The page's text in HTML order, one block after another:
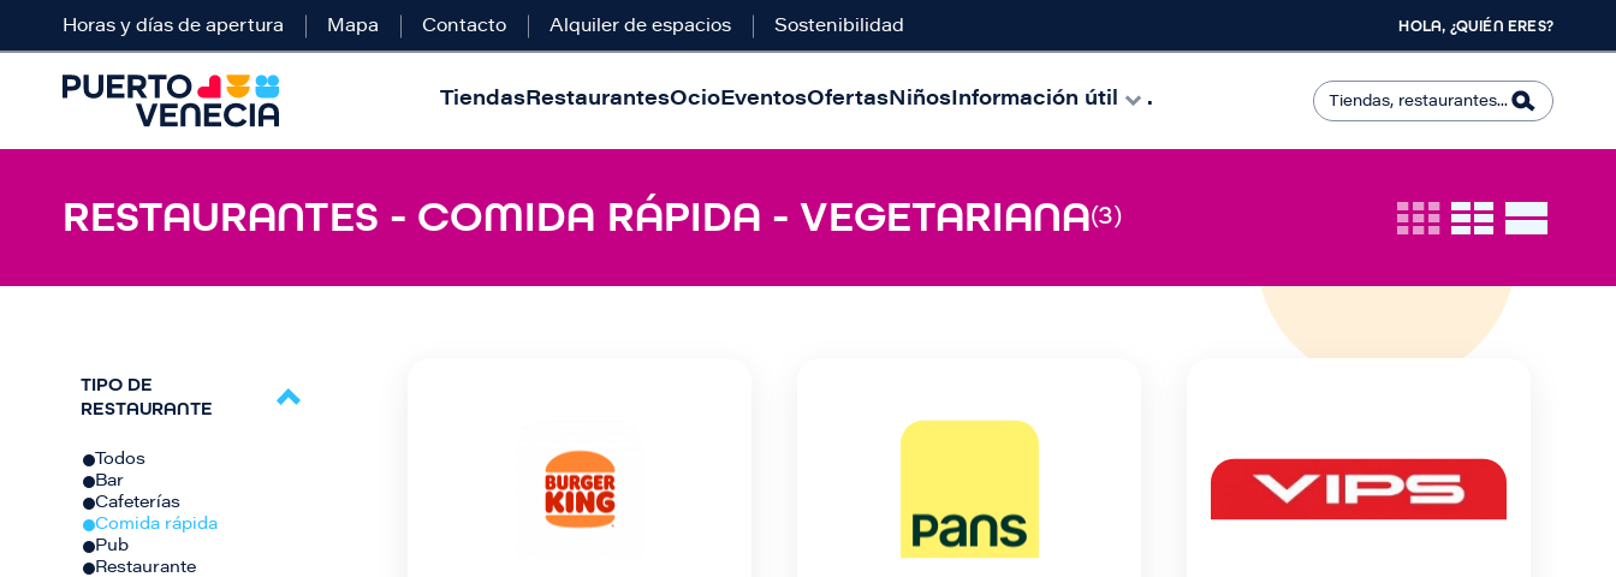
Horas y días de apertura Mapa Contacto Alquiler de espacios Sostenibilidad HOLA, ¿QUIÉN ERES?
TiendasRestaurantesOcioEventosOfertasNiñosInformación útil .
RESTAURANTES - COMIDA RÁPIDA - VEGETARIANA(3)
TIPO DE
RESTAURANTE
Todos
Bar
Cafeterías
Comida rápida
Pub
Restaurante